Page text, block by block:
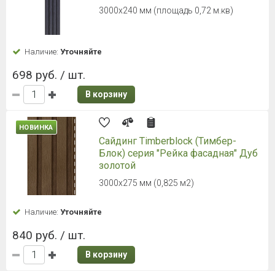
3000х240 мм (площадь 0,72 м.кв)
Наличие: Уточняйте
698 руб. / шт.
В корзину
НОВИНКА
Сайдинг Timberblock (Тимбер-
Блок) серия "Рейка фасадная" Дуб
золотой
3000х275 мм (0,825 м2)
Наличие: Уточняйте
840 руб. / шт.
В корзину